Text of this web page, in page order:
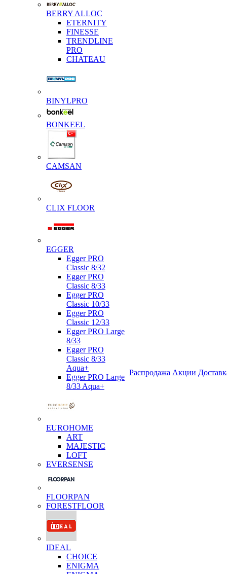
BERRY ALLOC
ETERNITY
FINESSE
TRENDLINE
PRO
CHATEAU
BINYLPRO
BONKEEL
CAMSAN
CLIX FLOOR
EGGER
Egger PRO
Classic 8/32
Egger PRO
Classic 8/33
Egger PRO
Classic 10/33
Egger PRO
Classic 12/33
Egger PRO Large
8/33
Egger PRO
Classic 8/33
Aqua+
Egger PRO Large
8/33 Aqua+
EUROHOME
ART
MAJESTIC
LOFT
EVERSENSE
FLOORPAN
FORESTFLOOR
IDEAL
CHOICE
ENIGMA
Распродажа Акции